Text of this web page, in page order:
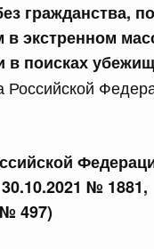
гражданства,
экстренном
в поисках
Российской
№ 1881,
497)